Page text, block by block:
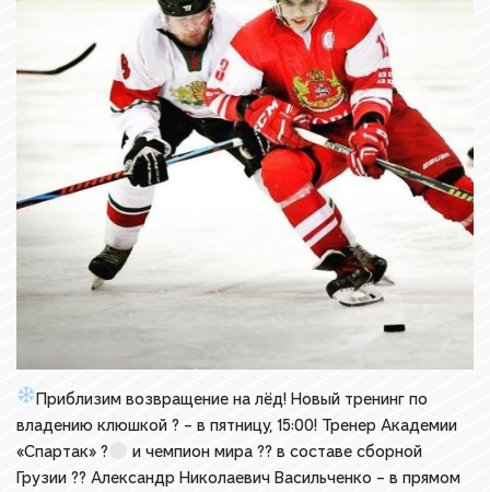
Приблизим возвращение на лёд!Новый тренинг по
владению клюшкой ? – в пятницу, 15:00! Тренер Академии
«Спартак» ?
и чемпион мира ?? в составе сборной
Грузии ?? Александр Николаевич Васильченко – в прямом